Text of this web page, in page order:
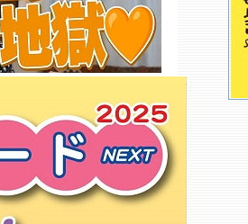
ＴＳＵＴＡＹＡ 田上店○
金海堂 志学館大学ブックセンタ
ー
鹿児島大学生協 教育店
鹿児島県職員生活協同組合
政府刊行物サービスステーショ
ン 鹿児島店
ＴＳＵＴＡＹＡ 指宿店○
ちえの木の実 鹿児島店
タワーレコード アミュプラザ鹿